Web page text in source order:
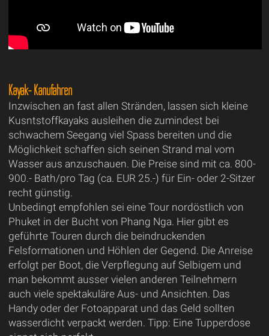
Kayak- Kanufahren
Inzwischen an fast allen Stränden, lassen sich kleine
Kusntstoffkayaks ausleihen die zumindest bei
schwachem Seegang viel Spass bereiten und die
Möglichkeit schaffen sich seinen Strand mal vom
Wasser aus anzuschauen. Die Preise sind mit ca. 800-
900.- Bath/pro Tag (ca. EUR 25.-) für Ein- oder 2-Sitzer
recht günstig.
Unbedingt empfohlen sei eine Tour nordöstlich von
Phuket in der Bucht von Phang Nga. Hier gibt es
geführte Touren durch die beindruckenden
Felsformationen und Höhlen der Gegend. Die Anreise
erfolgt per Boot, die Verpflegung auf Selbigem und
man bekommt ausser vielen anderen Teilnehmern
auch viele spektakuläre Aus- und Ansichten. Das
Handy oder der Fotoapparat und das Geld sollten
wasserdicht verpackt werden. Tipp: Eine Tupperdose